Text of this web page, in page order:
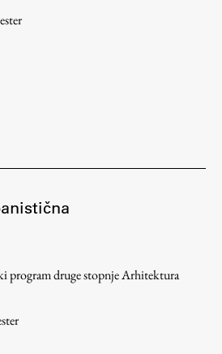
program druge stopnje Arhitektura